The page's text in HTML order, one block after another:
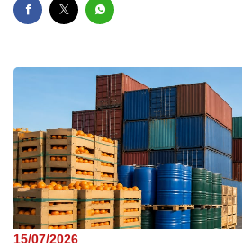
15/07/2026